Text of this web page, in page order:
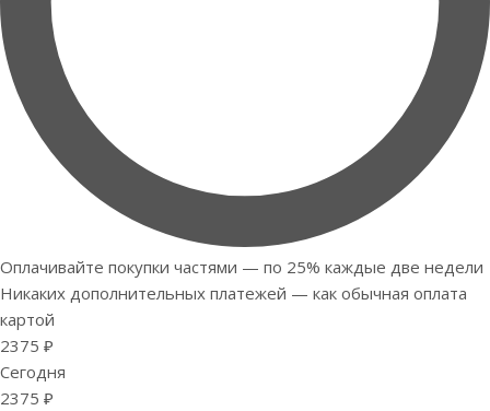
Оплачивайте покупки частями — по 25% каждые две недели
Никаких дополнительных платежей — как обычная оплата
картой
2375 ₽
Сегодня
2375 ₽